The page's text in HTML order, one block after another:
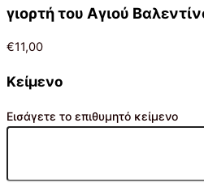
γιορτή του Αγιού
€11,00
Κείμενο
Εισάγετε το επιθυμητό κείμενο